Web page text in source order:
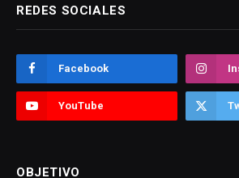
REDES SOCIALES
Facebook
YouTube
OBJETIVO